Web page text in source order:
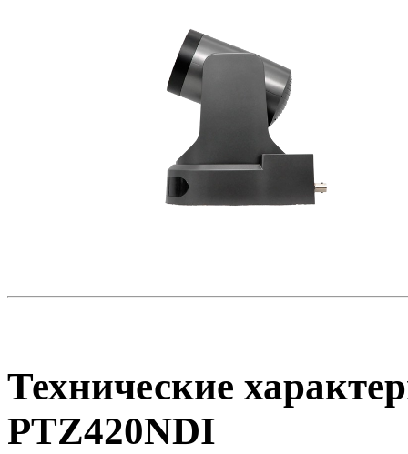
Технические
PTZ420NDI